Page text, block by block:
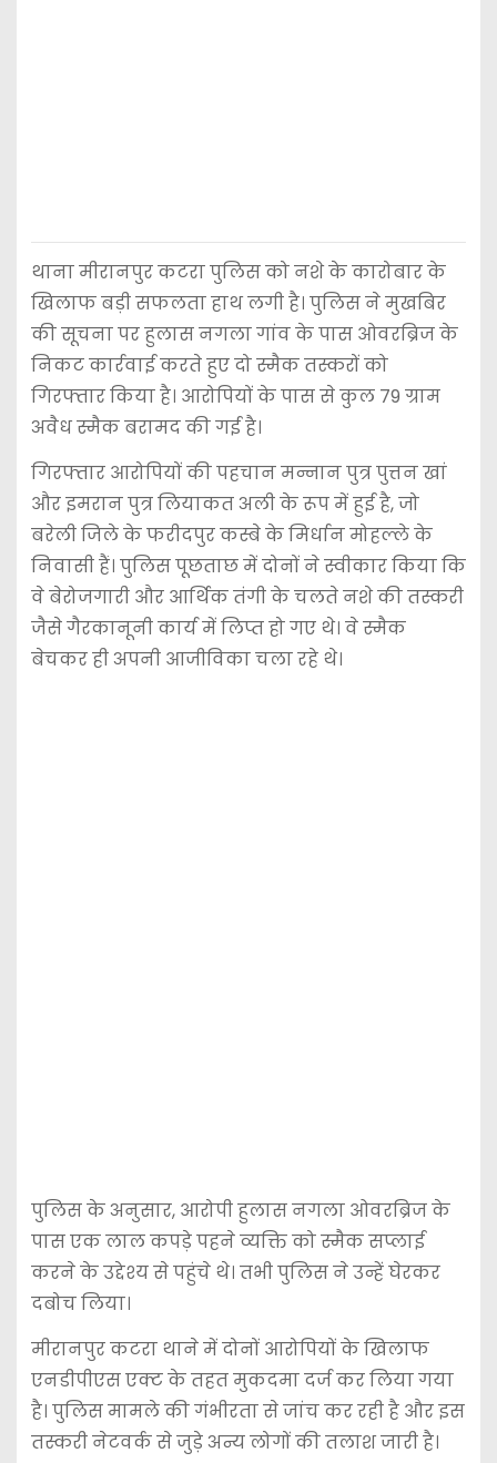
थाना मीरानपुर कटरा पुलिस को नशे के कारोबार के
खिलाफ बड़ी सफलता हाथ लगी है। पुलिस ने मुखबिर
की सूचना पर हुलास नगला गांव के पास ओवरब्रिज के
निकट कार्रवाई करते हुए दो स्मैक तस्करों को
गिरफ्तार किया है। आरोपियों के पास से कुल 79 ग्राम
अवैध स्मैक बरामद की गई है।
गिरफ्तार आरोपियों की पहचान मन्नान पुत्र पुत्तन खां
और इमरान पुत्र लियाकत अली के रूप में हुई है, जो
बरेली जिले के फरीदपुर कस्बे के मिर्धान मोहल्ले के
निवासी हैं। पुलिस पूछताछ में दोनों ने स्वीकार किया कि
वे बेरोजगारी और आर्थिक तंगी के चलते नशे की तस्करी
जैसे गैरकानूनी कार्य में लिप्त हो गए थे। वे स्मैक
बेचकर ही अपनी आजीविका चला रहे थे।
पुलिस के अनुसार, आरोपी हुलास नगला ओवरब्रिज के
पास एक लाल कपड़े पहने व्यक्ति को स्मैक सप्लाई
करने के उद्देश्य से पहुंचे थे। तभी पुलिस ने उन्हें घेरकर
दबोच लिया।
मीरानपुर कटरा थाने में दोनों आरोपियों के खिलाफ
एनडीपीएस एक्ट के तहत मुकदमा दर्ज कर लिया गया
है। पुलिस मामले की गंभीरता से जांच कर रही है और इस
तस्करी नेटवर्क से जुड़े अन्य लोगों की तलाश जारी है।